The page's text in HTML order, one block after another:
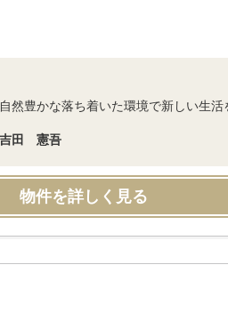
然豊かな落ち着いた環境で新しい生活
田 憲吾
物件を詳しく見る